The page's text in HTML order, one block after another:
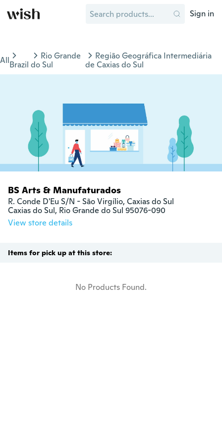
Sign in
AllBrazil
Rio Grande
do Sul
Região Geográfica Intermediária
de Caxias do Sul
BS Arts & Manufaturados
R. Conde D'Eu S/N - São Virgílio, Caxias do Sul
Caxias do Sul, Rio Grande do Sul 95076-090
View store details
Items for pick up at this store:
No Products Found.